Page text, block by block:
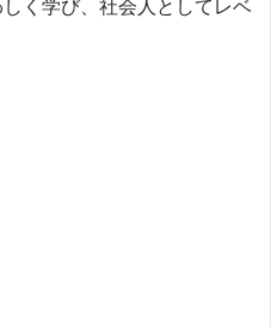
く学び、社会人としてレベ